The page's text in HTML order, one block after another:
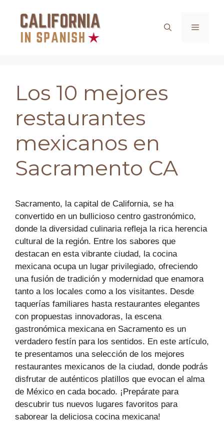
contenido
Menú
Los 10 mejores
restaurantes
mexicanos en
Sacramento CA
Sacramento, la capital de California, se ha
convertido en un bullicioso centro gastronómico,
donde la diversidad culinaria refleja la rica herencia
cultural de la región. Entre los sabores que
destacan en esta vibrante ciudad, la cocina
mexicana ocupa un lugar privilegiado, ofreciendo
una fusión de tradición y modernidad que enamora
tanto a los locales como a los visitantes. Desde
taquerías familiares hasta restaurantes elegantes
con propuestas innovadoras, la escena
gastronómica mexicana en Sacramento es un
verdadero festín para los sentidos. En este artículo,
te presentamos una selección de los mejores
restaurantes mexicanos de la ciudad, donde podrás
disfrutar de auténticos platillos que evocan el alma
de México en cada bocado. ¡Prepárate para
descubrir tus nuevos lugares favoritos para
saborear la deliciosa cocina mexicana!